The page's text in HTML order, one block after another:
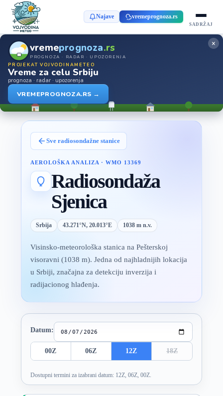
Najave vremeprognoza.rs
SADRŽAJ
vremeprognoza.rs
PROGNOZA · RADAR · UPOZORENJA
PROJEKAT VOJVODINAMETEO
Vreme za celu Srbiju
prognoza · radar · upozorenja
VREMEPROGNOZA.RS →
×
Sve radiosondažne stanice
AEROLOŠKA ANALIZA · WMO 13369
Radiosondaža
Sjenica
Srbija 43.271°N, 20.013°E 1038 m n.v.
Visinsko-meteorološka stanica na Pešterskoj
visoravni (1038 m). Jedna od najhladnijih lokacija
u Srbiji, značajna za detekciju inverzija i
radijacionog hlađenja.
Izbor termina sondaže
Datum:
00Z 06Z 12Z 18Z
Dostupni termini za izabrani datum: 12Z, 06Z, 00Z.